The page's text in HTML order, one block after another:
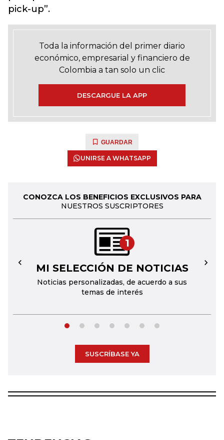
pick-up”.
Toda la información del primer diario
económico, empresarial y financiero de
Colombia a tan solo un clic
DESCARGUE LA APP
GUARDAR
UNIRSE A WHATSAPP
CONOZCA LOS BENEFICIOS EXCLUSIVOS PARA
NUESTROS SUSCRIPTORES
1
MI SELECCIÓN DE NOTICIAS
Noticias personalizadas, de acuerdo a sus
temas de interés
← →
SUSCRÍBASE YA